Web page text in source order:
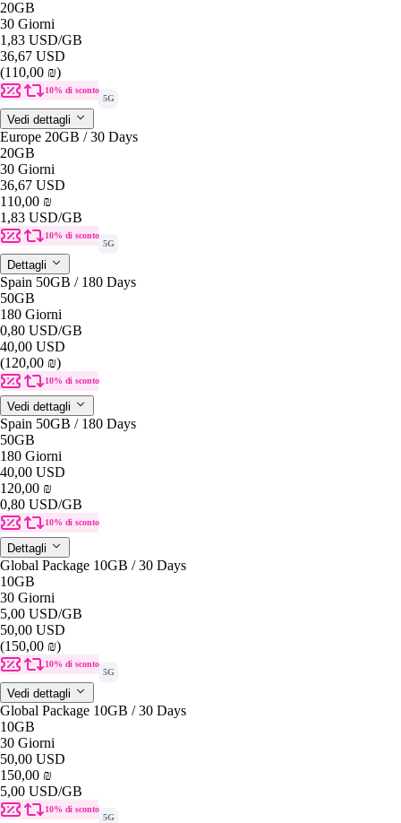
20GB
30 Giorni
1,83 USD/GB
36,67 USD
(110,00 ₪)
10% di sconto
5G
Vedi dettagli
Europe 20GB / 30 Days
20GB
30 Giorni
36,67 USD
110,00 ₪
1,83 USD/GB
10% di sconto
5G
Dettagli
Spain 50GB / 180 Days
50GB
180 Giorni
0,80 USD/GB
40,00 USD
(120,00 ₪)
10% di sconto
Vedi dettagli
Spain 50GB / 180 Days
50GB
180 Giorni
40,00 USD
120,00 ₪
0,80 USD/GB
10% di sconto
Dettagli
Global Package 10GB / 30 Days
10GB
30 Giorni
5,00 USD/GB
50,00 USD
(150,00 ₪)
10% di sconto
5G
Vedi dettagli
Global Package 10GB / 30 Days
10GB
30 Giorni
50,00 USD
150,00 ₪
5,00 USD/GB
10% di sconto
5G